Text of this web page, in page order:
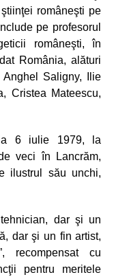
româneşti pe
pe profesorul
româneşti, în
România, alături
Anghel Saligny, Ilie
Cristea Mateescu,
6 iulie 1979, la
veci în Lancrăm,
ilustrul său unchi,
dar şi un
dar şi un fin artist,
recompensat cu
pentru meritele